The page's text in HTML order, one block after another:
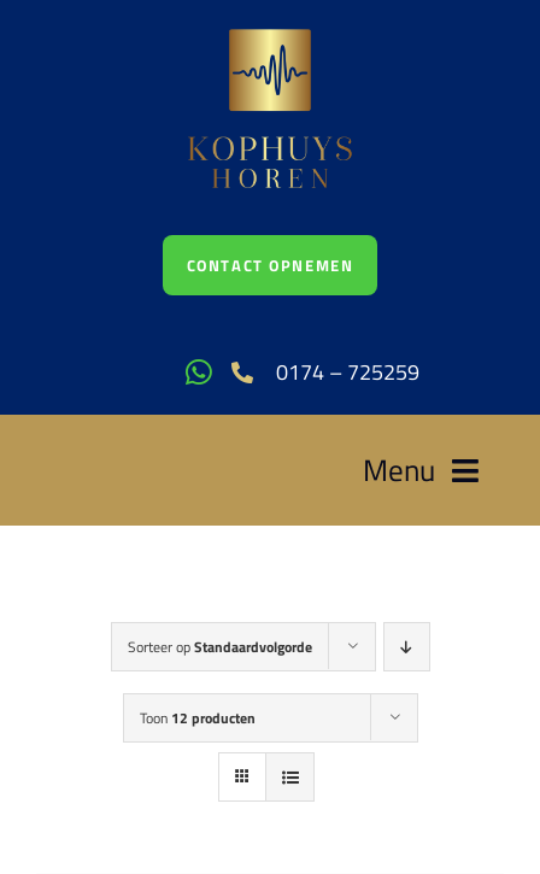
CONTACT OPNEMEN
0174 – 725259
Menu
Hoortoestellen
HoorZeker Abonnement
Sorteer opStandaardvolgorde
Toon 12 producten